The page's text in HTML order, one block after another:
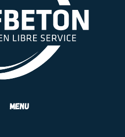
menu